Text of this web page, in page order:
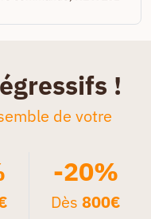
!
de votre
-20%
Dès 800€